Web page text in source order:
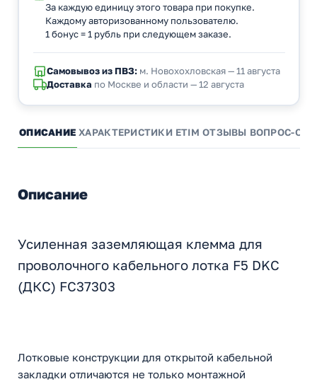
За каждую единицу этого товара при покупке.
Каждому авторизованному пользователю.
1 бонус = 1 рубль при следующем заказе.
Самовывоз из ПВЗ:м. Новохохловская — 11 августа
Доставка по Москве и области — 12 августа
ОПИСАНИЕ ХАРАКТЕРИСТИКИ ETIM ОТЗЫВЫ ВОПРОС-
Описание
Усиленная заземляющая клемма для
проволочного кабельного лотка F5 DKC
(ДКС) FC37303
Лотковые конструкции для открытой кабельной
закладки отличаются не только монтажной